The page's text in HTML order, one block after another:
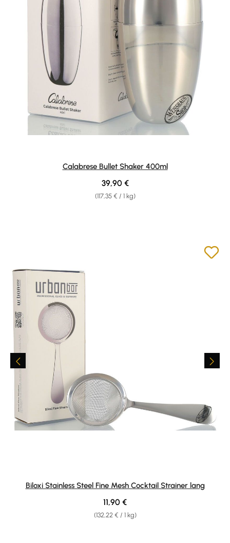
Calabrese Bullet Shaker 400ml
(117,35 € / 1 kg)
Regulärer Preis:
39,90 €
Biloxi Stainless Steel Fine Mesh Cocktail Strainer lang
(132,22 € / 1 kg)
Regulärer Preis:
11,90 €